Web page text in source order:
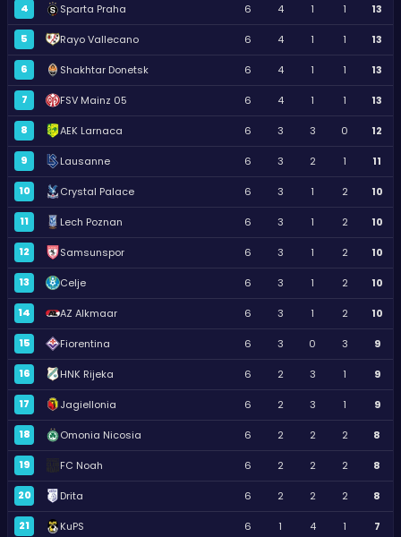
4 Sparta Praha 6 4 1 1 13
5 Rayo Vallecano 6 4 1 1 13
6 Shakhtar Donetsk 6 4 1 1 13
7 FSV Mainz 05 6 4 1 1 13
8 AEK Larnaca 6 3 3 0 12
9 Lausanne 6 3 2 1 11
10 Crystal Palace 6 3 1 2 10
11 Lech Poznan 6 3 1 2 10
12 Samsunspor 6 3 1 2 10
13 Celje 6 3 1 2 10
14 AZ Alkmaar 6 3 1 2 10
15 Fiorentina 6 3 0 3 9
16 HNK Rijeka 6 2 3 1 9
17 Jagiellonia 6 2 3 1 9
18 Omonia Nicosia 6 2 2 2 8
19 FC Noah 6 2 2 2 8
20 Drita 6 2 2 2 8
21 KuPS 6 1 4 1 7